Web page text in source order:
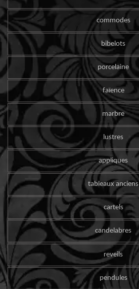
commodes
bibelots
porcelaine
faïence
marbre
lustres
appliques
tableaux anciens
cartels
candelabres
reveils
pendules